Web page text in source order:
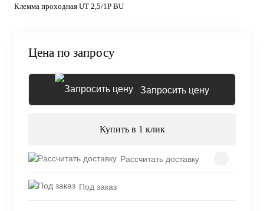
Клемма проходная UT 2,5/1P BU
Цена по запросу
Запросить цену
Купить в 1 клик
Рассчитать доставку
Под заказ